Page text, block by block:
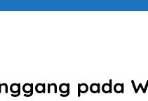
pada